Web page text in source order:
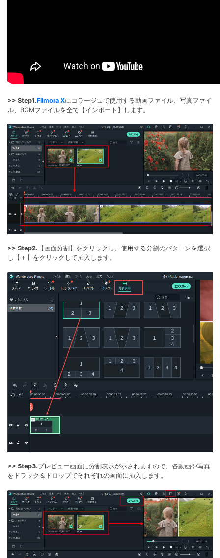
>> Step1.Filmora Xにコラージュで使用する動画ファイル、写真ファイ
ル、BGMファイルを全て【インポート】します。
>> Step2. 【画面分割】をクリックし、使用する分割のパターンを選択
し【＋】をクリックして挿入します。
>> Step3.プレビュー画面に分割表示が示されますので、各動画や写真
をドラック＆ドロップでそれぞれの画面に挿入します。